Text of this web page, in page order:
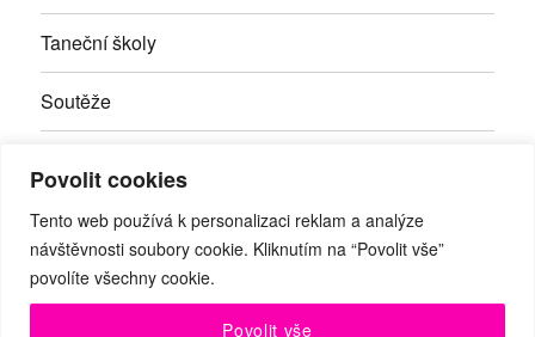
Povolit cookies
Tento web používá k personalizaci reklam a analýze
návštěvnosti soubory cookie. Kliknutím na “Povolit vše”
povolíte všechny cookie.
Povolit vše
Taneční školy
Soutěže
Kontakty
Facebook
RSS Youtube